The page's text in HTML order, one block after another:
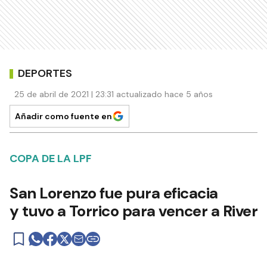
DEPORTES
25 de abril de 2021 | 23:31 actualizado hace 5 años
Añadir como fuente en
COPA DE LA LPF
San Lorenzo fue pura eficacia
y tuvo a Torrico para vencer a River